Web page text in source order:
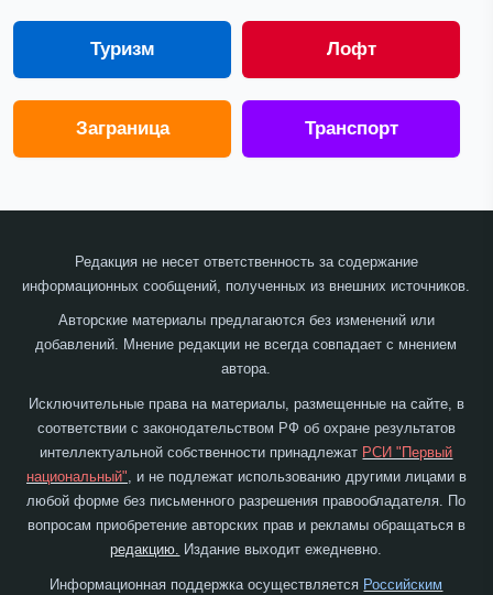
Туризм Лофт
Заграница Транспорт
Редакция не несет ответственность за содержание
информационных сообщений, полученных из внешних источников.
Авторские материалы предлагаются без изменений или
добавлений. Мнение редакции не всегда совпадает с мнением
автора.
Исключительные права на материалы, размещенные на сайте, в
соответствии с законодательством РФ об охране результатов
интеллектуальной собственности принадлежат РСИ "Первый
национальный", и не подлежат использованию другими лицами в
любой форме без письменного разрешения правообладателя. По
вопросам приобретение авторских прав и рекламы обращаться в
редакцию. Издание выходит ежедневно.
Информационная поддержка осуществляется Российским